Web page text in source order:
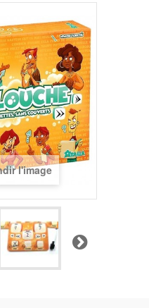
l'image
Suivant